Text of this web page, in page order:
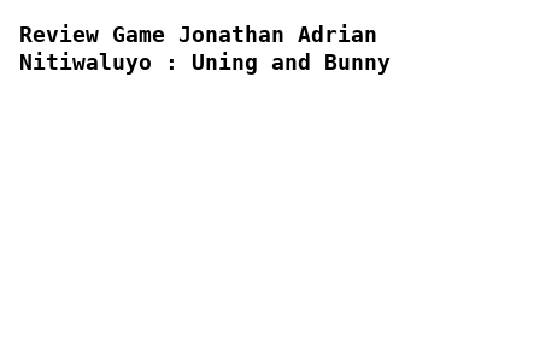
Review Game Jonathan Adrian
Nitiwaluyo : Uning and Bunny